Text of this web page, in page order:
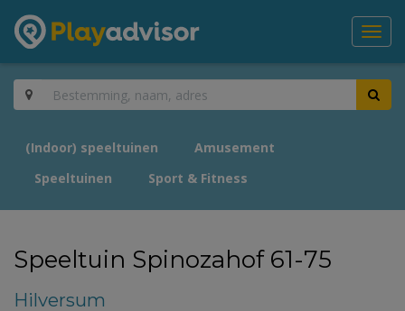
(Indoor) speeltuinen
Amusement
Speeltuinen
Sport & Fitness
Speeltuin Spinozahof 61-75
Hilversum